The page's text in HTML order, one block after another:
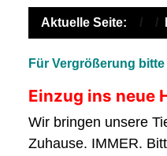
Aktuelle Seite:
Für Vergrößerung
Einzug ins neue
Wir bringen unsere
Zuhause. IMMER.